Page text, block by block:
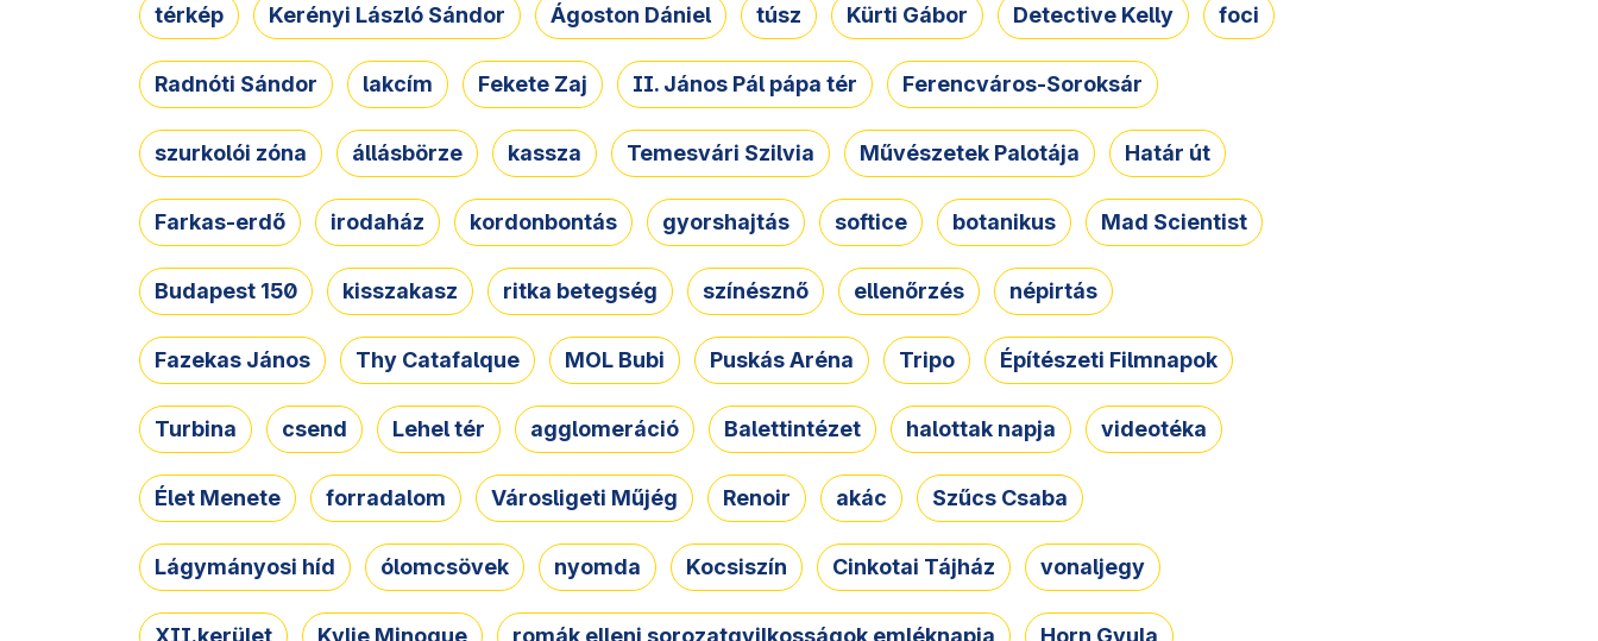
térkép Kerényi László Sándor Ágoston Dániel túsz Kürti Gábor Detective Kelly foci
Radnóti Sándor lakcím Fekete Zaj II. János Pál pápa tér Ferencváros-Soroksár
szurkolói zóna állásbörze kassza Temesvári Szilvia Művészetek Palotája Határ út
Farkas-erdő irodaház kordonbontás gyorshajtás softice botanikus Mad Scientist
Budapest 150 kisszakasz ritka betegség színésznő ellenőrzés népirtás
Fazekas János Thy Catafalque MOL Bubi Puskás Aréna Tripo Építészeti Filmnapok
Turbina csend Lehel tér agglomeráció Balettintézet halottak napja videotéka
Élet Menete forradalom Városligeti Műjég Renoir akác Szűcs Csaba
Lágymányosi híd ólomcsövek nyomda Kocsiszín Cinkotai Tájház vonaljegy
XII.kerület Kylie Minogue romák elleni sorozatgyilkosságok emléknapja Horn Gyula